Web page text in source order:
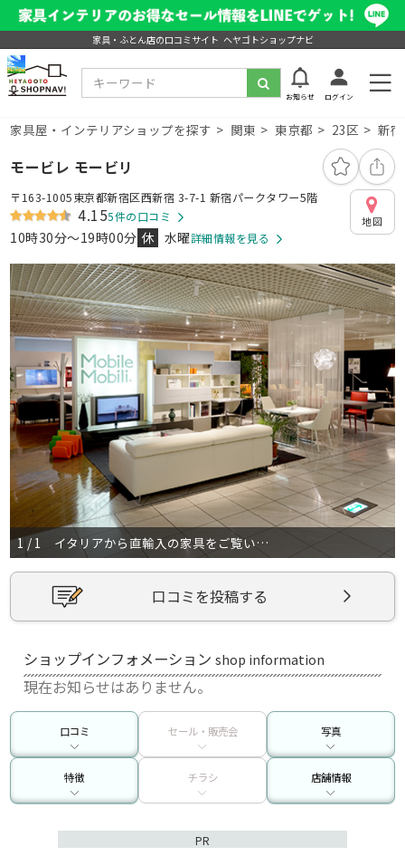
家具・ふとん店の口コミサイト ヘヤゴトショップナビ
お知らせ ログイン
家具屋・インテリアショップを探す 関東 東京都 23区 新
モービレ モービリ
〒163-1005東京都新宿区西新宿 3-7-1 新宿パークタワー5階
4.155件の口コミ
10時30分～19時00分 休 水曜詳細情報を見る
地図
1 / 1 イタリアから直輸入の家具をご覧いただけます。
口コミを投稿する
ショップインフォメーションshop information
現在お知らせはありません。
口コミ セール・販売会 写真
特徴 チラシ 店舗情報
PR